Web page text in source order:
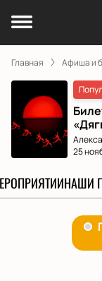
Главная Афиша и
25
НАШИ